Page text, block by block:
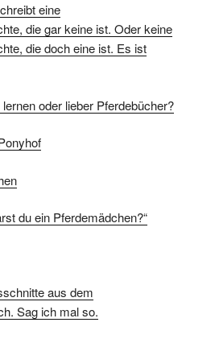
eine
die gar keine ist. Oder keine
die doch eine ist. Es ist
oder lieber Pferdebücher?
du ein Pferdemädchen?“
aus dem
Sag ich mal so.